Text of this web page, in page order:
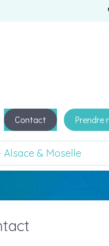
Contact Prendre
& Moselle